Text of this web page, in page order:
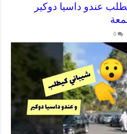
عندو داسيا دوكير
0